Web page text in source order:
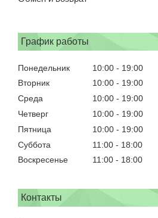
График работы
Понедельник 10:00
19:00
Вторник
10:00
19:00
Среда
10:00
19:00
Четверг
10:00
19:00
Пятница
10:00
19:00
Суббота
11:00
18:00
Воскресенье
11:00 18:00
Контакты